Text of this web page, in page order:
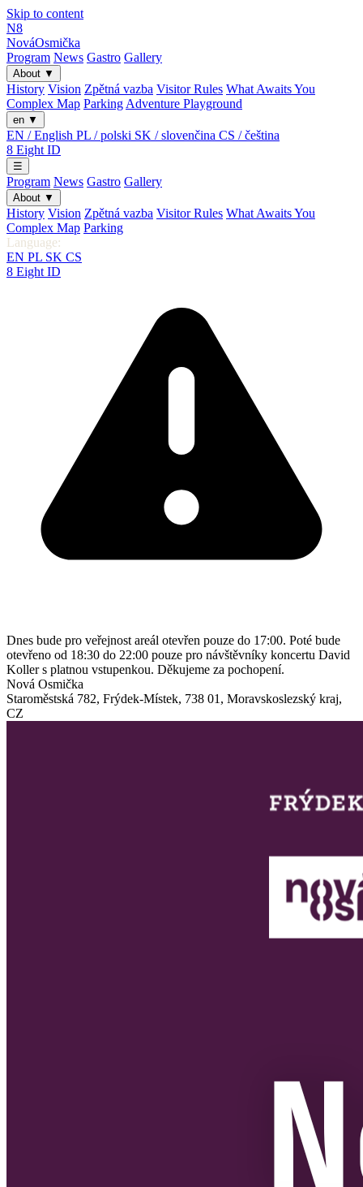
Skip to content
N8
NováOsmička
Program News Gastro Gallery
About ▼
History Vision Zpětná vazba Visitor Rules What Awaits You
Complex Map Parking Adventure Playground
en ▼
EN / English PL / polski SK / slovenčina CS / čeština
8 Eight ID
☰
Program News Gastro Gallery
About ▼
History Vision Zpětná vazba Visitor Rules What Awaits You
Complex Map Parking
Language:
EN PL SK CS
8 Eight ID
Dnes bude pro veřejnost areál otevřen pouze do 17:00. Poté bude
otevřeno od 18:30 do 22:00 pouze pro návštěvníky koncertu David
Koller s platnou vstupenkou. Děkujeme za pochopení.
Nová Osmička
Staroměstská 782, Frýdek-Místek, 738 01 , Moravskoslezský kraj,
CZ